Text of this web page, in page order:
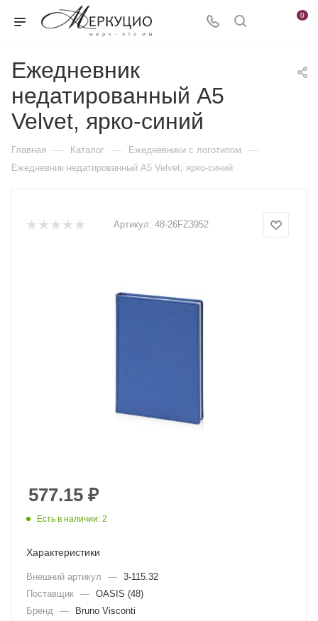
0
Ежедневник
недатированный А5
Velvet, ярко-синий
Главная — Каталог — Ежедневники c логотипом —
Ежедневник недатированный А5 Velvet, ярко-синий
Артикул: 48-26FZ3952
577.15 ₽
Есть в наличии: 2
Характеристики
Внешний артикул — 3-115.32
Поставщик — OASIS (48)
Бренд
—
Bruno Visconti